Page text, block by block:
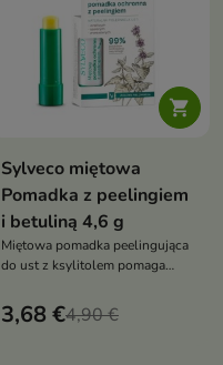
elastyczność ust

Sylveco miętowa
Pomadka z peelingiem
i betuliną 4,6 g
Miętowa pomadka peelingująca
do ust z ksylitolem pomaga
intensywnie nawilża i wspiera
regenerację spierzchniętych ust,
3,68 €4,90 €